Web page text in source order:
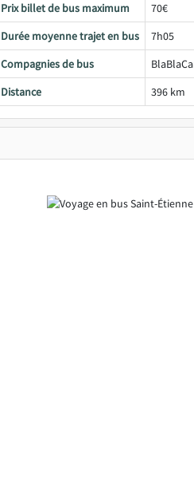
Prix billet de bus maximum
70€
Durée moyenne trajet en bus
7h05
Compagnies de bus
Distance
396 km